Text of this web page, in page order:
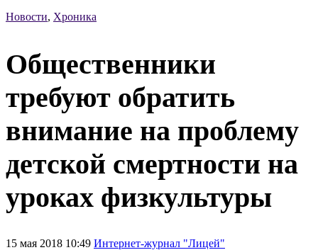
Новости, Хроника
Общественники
требуют обратить
внимание на проблему
детской смертности на
уроках физкультуры
15 мая 2018 10:49 Интернет-журнал "Лицей"